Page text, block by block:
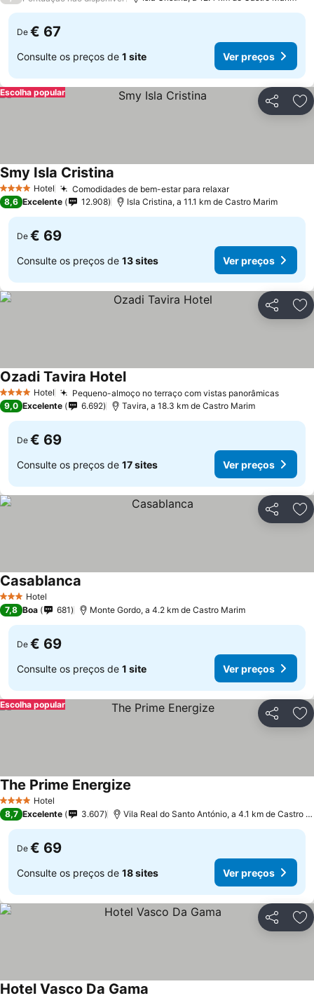
De € 67
Consulte os preços de 1 site Ver preços
Partilhar
Escolha popular
4 EstrelasHotel Comodidades de bem-estar para relaxarVer preços
Smy Isla Cristina
8,6 Excelente 12.908 Isla Cristina, a 11.1 km de Castro Marim
De € 69
Consulte os preços de 13 sites Ver preços
Partilhar
4 EstrelasHotel Pequeno-almoço no terraço com vistas panorâmicasVer
Ozadi Tavira HotelVer preços
9,0 Excelente 6.692 Tavira, a 18.3 km de Castro Marim
De € 69
Consulte os preços de 17 sites Ver preços
Partilhar
3 EstrelasHotel
Casablanca
7,8 Boa 681 Monte Gordo, a 4.2 km de Castro Marim
De € 69
Consulte os preços de 1 site Ver preços
Partilhar
Escolha popular
4 EstrelasHotel
The Prime Energize
8,7 Excelente 3.607 Vila Real do Santo António, a 4.1 km de Castro
De € 69
Consulte os preços de 18 sites Ver preços
Partilhar
Hotel Vasco Da Gama